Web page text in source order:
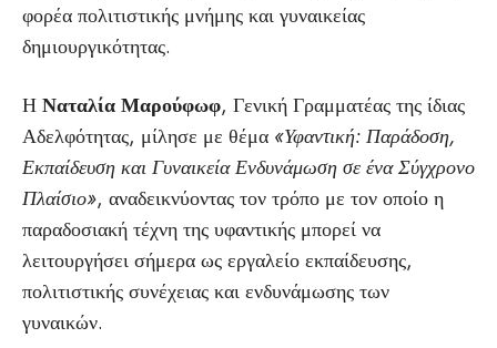
φορέα πολιτιστικής μνήμης και γυναικείας
δημιουργικότητας.
ΗΝαταλία Μαρούφωφ, Γενική Γραμματέας της ίδιας
Αδελφότητας, μίλησε με θέμα «Υφαντική: Παράδοση,
Εκπαίδευση και Γυναικεία Ενδυνάμωση σε ένα Σύγχρονο
Πλαίσιο», αναδεικνύοντας τον τρόπο με τον οποίο η
παραδοσιακή τέχνη της υφαντικής μπορεί να
λειτουργήσει σήμερα ως εργαλείο εκπαίδευσης,
πολιτιστικής συνέχειας και ενδυνάμωσης των
γυναικών.